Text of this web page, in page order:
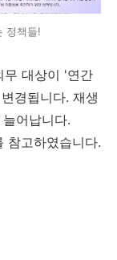
정책들!
무 대상이 '연간
경됩니다. 재생
어납니다.
참고하였습니다.